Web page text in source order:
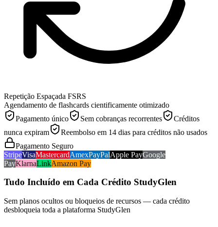
Repetição Espaçada FSRS
Agendamento de flashcards cientificamente otimizado
Pagamento único
Sem cobranças recorrentes
Créditos
nunca expiram
Reembolso em 14 dias para créditos não usados
Pagamento Seguro
StripeVisaMastercardAmexPayPalApple PayGoogle
PayKlarnaLinkAmazon Pay
Tudo Incluído em Cada Crédito StudyGlen
Sem planos ocultos ou bloqueios de recursos — cada crédito
desbloqueia toda a plataforma StudyGlen